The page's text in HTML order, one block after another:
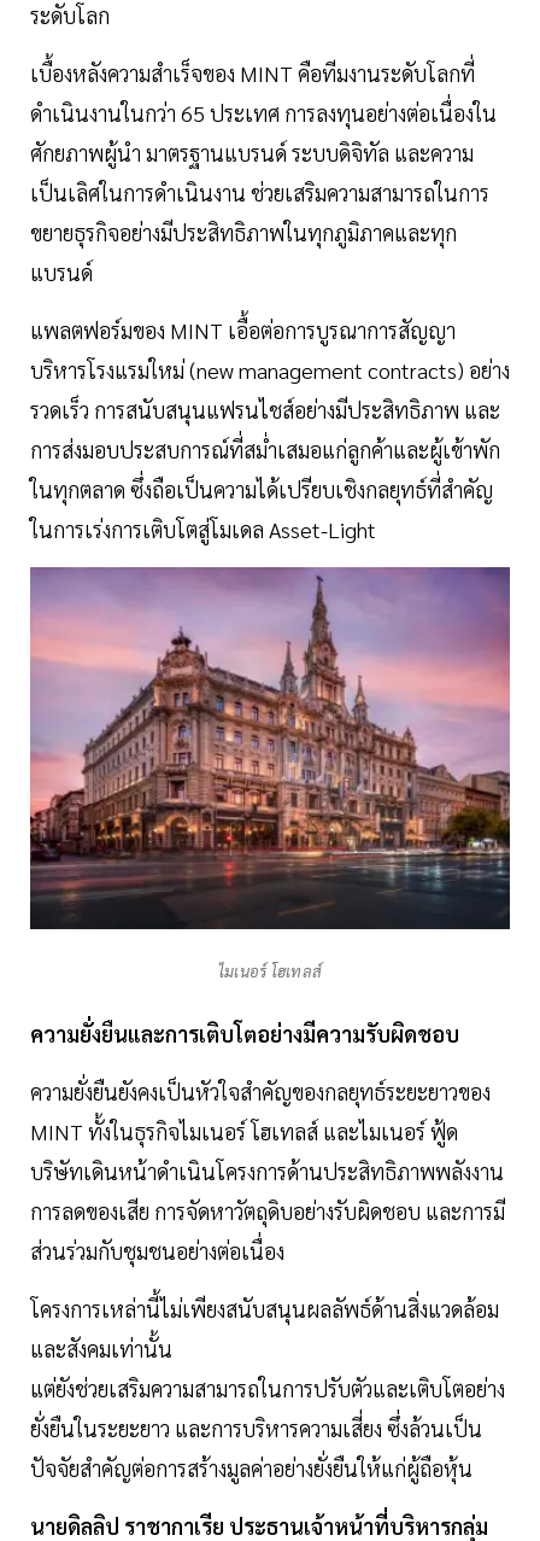
ระดับโลก
เบื้องหลังความสำเร็จของ MINT คือทีมงานระดับโลกที่
ดำเนินงานในกว่า 65 ประเทศ การลงทุนอย่างต่อเนื่องใน
ศักยภาพผู้นำ มาตรฐานแบรนด์ ระบบดิจิทัล และความ
เป็นเลิศในการดำเนินงาน ช่วยเสริมความสามารถในการ
ขยายธุรกิจอย่างมีประสิทธิภาพในทุกภูมิภาคและทุก
แบรนด์
แพลตฟอร์มของ MINT เอื้อต่อการบูรณาการสัญญา
บริหารโรงแรมใหม่ (new management contracts) อย่าง
รวดเร็ว การสนับสนุนแฟรนไชส์อย่างมีประสิทธิภาพ และ
การส่งมอบประสบการณ์ที่สม่ำเสมอแก่ลูกค้าและผู้เข้าพัก
ในทุกตลาด ซึ่งถือเป็นความได้เปรียบเชิงกลยุทธ์ที่สำคัญ
ในการเร่งการเติบโตสู่โมเดล Asset-Light
ไมเนอร์ โฮเทลส์
ความยั่งยืนและการเติบโตอย่างมีความรับผิดชอบ
ความยั่งยืนยังคงเป็นหัวใจสำคัญของกลยุทธ์ระยะยาวของ
MINT ทั้งในธุรกิจไมเนอร์ โฮเทลส์ และไมเนอร์ ฟู้ด
บริษัทเดินหน้าดำเนินโครงการด้านประสิทธิภาพพลังงาน
การลดของเสีย การจัดหาวัตถุดิบอย่างรับผิดชอบ และการมี
ส่วนร่วมกับชุมชนอย่างต่อเนื่อง
โครงการเหล่านี้ไม่เพียงสนับสนุนผลลัพธ์ด้านสิ่งแวดล้อม
และสังคมเท่านั้น
แต่ยังช่วยเสริมความสามารถในการปรับตัวและเติบโตอย่าง
ยั่งยืนในระยะยาว และการบริหารความเสี่ยง ซึ่งล้วนเป็น
ปัจจัยสำคัญต่อการสร้างมูลค่าอย่างยั่งยืนให้แก่ผู้ถือหุ้น
นายดิลลิป ราชากาเรีย ประธานเจ้าหน้าที่บริหารกลุ่ม